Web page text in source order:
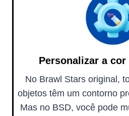
Personalizar a
No Brawl Stars original,
objetos têm um contorno
Mas no BSD, você pode